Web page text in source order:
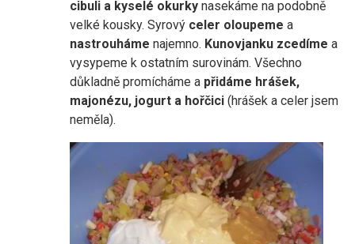
cibuli a kyselé okurky nasekáme na podobně
velké kousky. Syrový celer oloupeme a
nastrouháme najemno. Kunovjanku zcedíme a
vysypeme k ostatním surovinám. Všechno
důkladně promícháme a přidáme hrášek,
majonézu, jogurt a hořčici (hrášek a celer jsem
neměla).